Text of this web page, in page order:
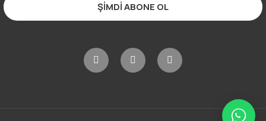
ŞİMDİ ABONE OL